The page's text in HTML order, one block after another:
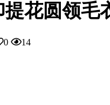
提花圆领毛
0 14